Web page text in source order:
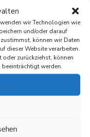
wir Technologien wie
und/oder darauf
können wir Daten
dieser Website verarbeiten.
zurückziehst, können
werden.